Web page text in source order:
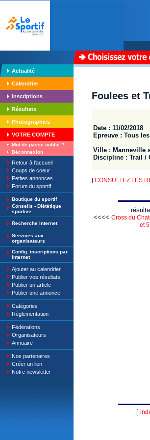
Actualité
Calendrier
Inscriptions
Résultats
Photographies
VOTRE COMPTE
Mot de passe oublié ?
Déconnexion
Retour à l'accueil
Coups de coeur
Petites annonces
Forum du sportif
Boutique du sportif
Conseils - Diététique
sportive
Recherche Internet
Services aux
organisateurs
Config. inscriptions par
Internet
Ajouter au calendrier
Publier vos résultats
Publier un article
Publier une annonce
Catégories
Règlementation
Fédérations
Organisateurs
Annuaire
Nos partenaires
Créer un lien
Notre newsletter
Foulees et
Date : 11/02/2018
Epreuve : Tous
Ville : Manneville
Discipline : Trail /
[CONSULTEZ LES
<<<< Cross du
et
[